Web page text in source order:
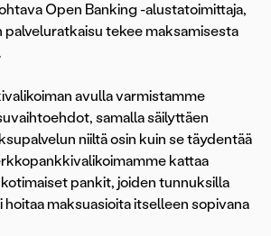
Open Banking -alustatoimittaja,
palveluratkaisu tekee maksamisesta
avulla varmistamme
samalla säilyttäen
niiltä osin kuin se täydentää
kattaa
pankit, joiden tunnuksilla
hoitaa maksuasioita itselleen sopivana